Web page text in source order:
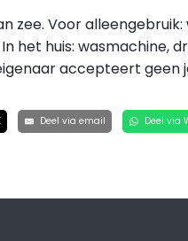
zee. Voor
het huis: wasmachine,
accepteert geen
Deel via email Deel via